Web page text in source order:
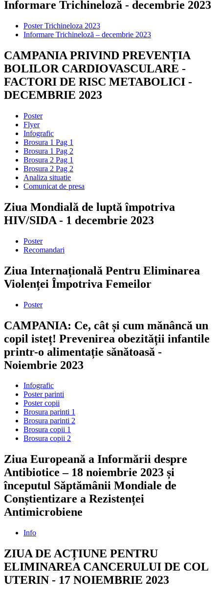
Informare Trichineloză - decembrie 2023
Poster Trichineloza 2023
Informare Trichineloză – decembrie 2023
CAMPANIA PRIVIND PREVENȚIA
BOLILOR CARDIOVASCULARE -
FACTORI DE RISC METABOLICI -
DECEMBRIE 2023
Poster
Flyer
Infografic
Brosura 1 Pag 1
Brosura 1 Pag 2
Brosura 2 Pag 1
Brosura 2 Pag 2
Analiza situatie
Comunicat de presa
Ziua Mondială de luptă împotriva
HIV/SIDA - 1 decembrie 2023
Poster
Recomandari
Ziua Internațională Pentru Eliminarea
Violenței Împotriva Femeilor
Poster
CAMPANIA: Ce, cât și cum mănâncă un
copil isteț! Prevenirea obezității infantile
printr-o alimentație sănătoasă -
Noiembrie 2023
Infografic
Poster parinti
Poster copii
Brosura parinti 1
Brosura parinti 2
Brosura copii 1
Brosura copii 2
Ziua Europeană a Informării despre
Antibiotice – 18 noiembrie 2023 și
începutul Săptămânii Mondiale de
Conștientizare a Rezistenței
Antimicrobiene
Info
ZIUA DE ACȚIUNE PENTRU
ELIMINAREA CANCERULUI DE COL
UTERIN - 17 NOIEMBRIE 2023